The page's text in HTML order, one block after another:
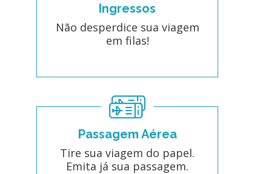
Ingressos
Não desperdice sua viagem
em filas!
Passagem Aérea
Tire sua viagem do papel.
Emita já sua passagem.